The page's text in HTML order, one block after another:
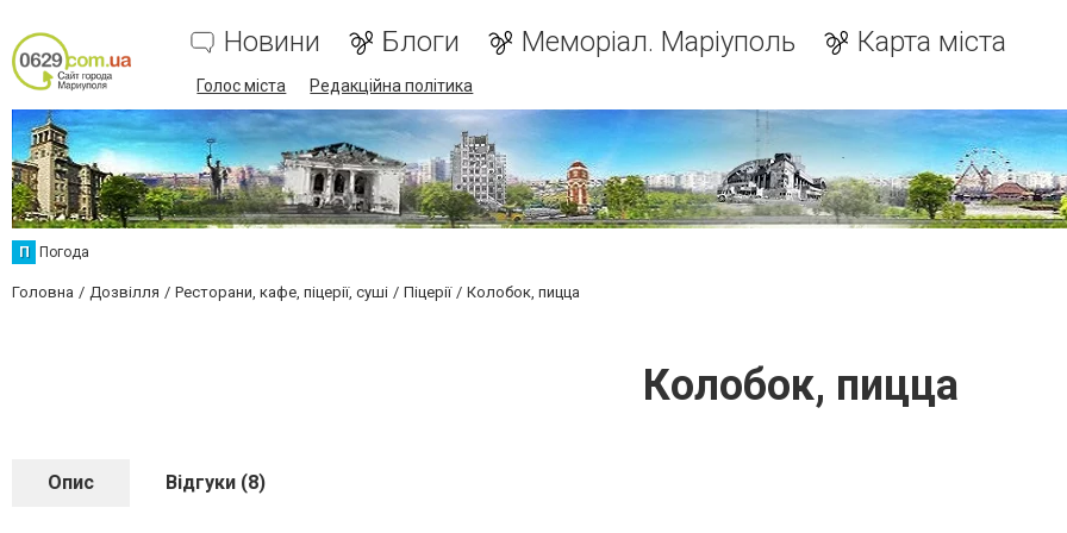
Новини Блоги Меморіал. Маріуполь Карта міста
Голос міста Редакційна політика
П Погода
Головна Дозвілля Ресторани, кафе, піцерії, суші Піцерії Колобок, пицца
Колобок, пицца
Опис Відгуки (8)